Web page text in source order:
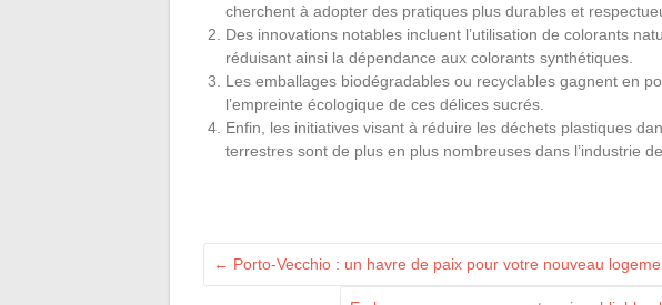
cherchent à adopter des pratiques plus durables et
Des innovations notables incluent l’utilisation de colorants
réduisant ainsi la dépendance aux colorants synthétiques.
Les emballages biodégradables ou recyclables gagnent en
l’empreinte écologique de ces délices sucrés.
Enfin, les initiatives visant à réduire les déchets plastiques
terrestres sont de plus en plus nombreuses dans l’industrie
← Porto-Vecchio : un havre de paix pour votre nouveau